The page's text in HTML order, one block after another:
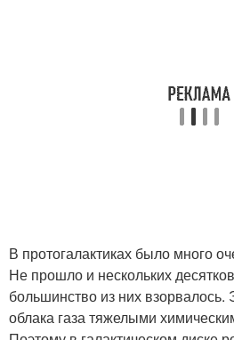
В протогалактиках было много
Не прошло и нескольких
большинство из них
облака газа тяжелыми